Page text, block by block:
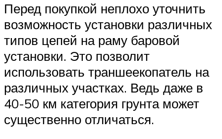
Перед покупкой неплохо уточнить
возможность установки различных
типов цепей на раму баровой
установки. Это позволит
использовать траншеекопатель на
различных участках. Ведь даже в
40-50 км категория грунта может
существенно отличаться.